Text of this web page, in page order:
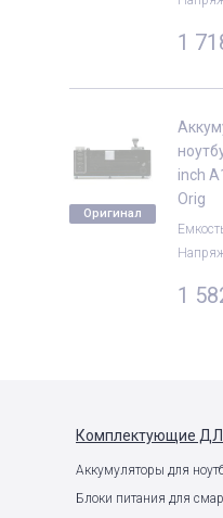
1
Оригинал
inch
Orig
1
Комплектующие
Аккумуляторы для
Блоки питания для